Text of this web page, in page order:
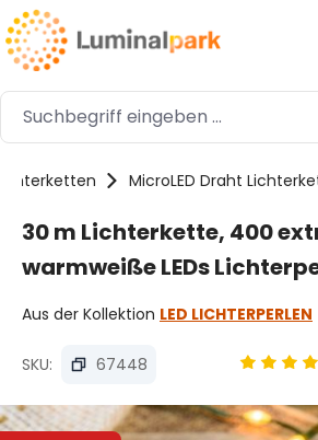
Zum Hauptinhalt springen
MicroLED Draht
30 m Lichterkette, 400
warmweiße LEDs
Aus der Kollektion LED LICHTERPERLEN
SKU: 67448
Bildergalerie überspringen